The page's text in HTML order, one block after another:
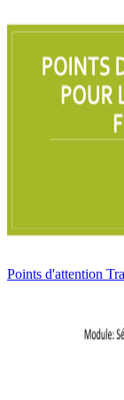
Points d'attention